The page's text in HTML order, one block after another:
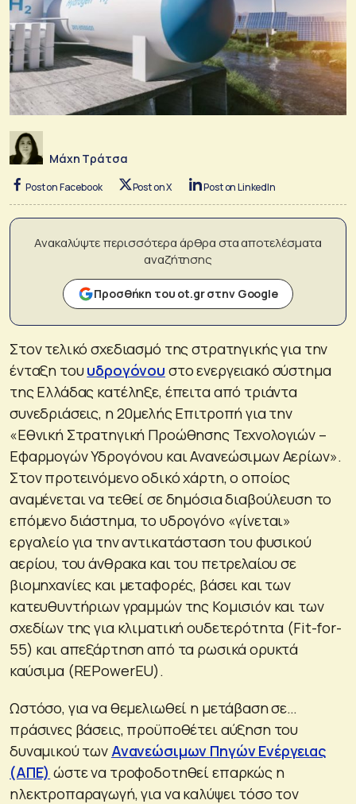
Μάχη Τράτσα
Post on Facebook Post on X Post on LinkedIn
Ανακαλύψτε περισσότερα άρθρα στα αποτελέσματα
αναζήτησης
Προσθήκη του ot.gr στην Google
Στον τελικό σχεδιασμό της στρατηγικής για την
ένταξη τουυδρογόνου στο ενεργειακό σύστημα
της Ελλάδας κατέληξε, έπειτα από τριάντα
συνεδριάσεις, η 20μελής Επιτροπή για την
«Εθνική Στρατηγική Προώθησης Τεχνολογιών –
Εφαρμογών Υδρογόνου και Ανανεώσιμων Αερίων».
Στον προτεινόμενο οδικό χάρτη, ο οποίος
αναμένεται να τεθεί σε δημόσια διαβούλευση το
επόμενο διάστημα, το υδρογόνο «γίνεται»
εργαλείο για την αντικατάσταση του φυσικού
αερίου, του άνθρακα και του πετρελαίου σε
βιομηχανίες και μεταφορές, βάσει και των
κατευθυντήριων γραμμών της Κομισιόν και των
σχεδίων της για κλιματική ουδετερότητα (Fit-for-
55) και απεξάρτηση από τα ρωσικά ορυκτά
καύσιμα (REPowerEU).
Ωστόσο, για να θεμελιωθεί η μετάβαση σε…
πράσινες βάσεις, προϋποθέτει αύξηση του
δυναμικού των Ανανεώσιμων Πηγών Ενέργειας
(ΑΠΕ) ώστε να τροφοδοτηθεί επαρκώς η
ηλεκτροπαραγωγή, για να καλύψει τόσο τον